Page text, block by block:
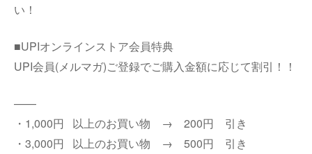
い！
■UPIオンラインストア会員特典
UPI会員(メルマガ)ご登録でご購入金額に応じて割引！！
——
・1,000円 以上のお買い物 → 200円 引き
・3,000円 以上のお買い物 → 500円 引き